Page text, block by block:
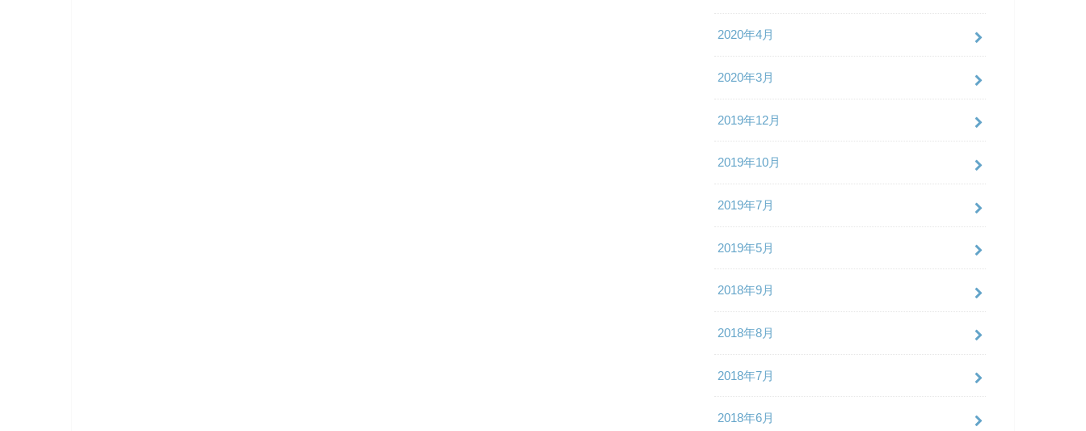
2020年4月
2020年3月
2019年12月
2019年10月
2019年7月
2019年5月
2018年9月
2018年8月
2018年7月
2018年6月